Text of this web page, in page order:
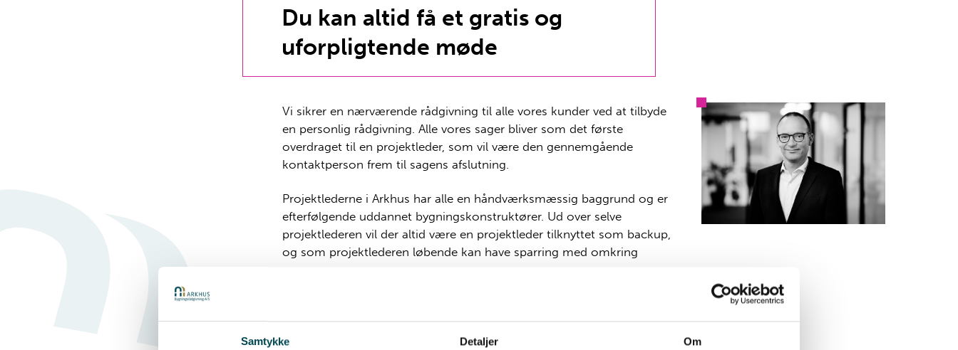
Samtykke Detaljer Om
Du kan altid få et gratis og
uforpligtende møde
Vi sikrer en nærværende rådgivning til alle vores kunder ved at tilbyde
en personlig rådgivning. Alle vores sager bliver som det første
overdraget til en projektleder, som vil være den gennemgående
kontaktperson frem til sagens afslutning.
Projektlederne i Arkhus har alle en håndværksmæssig baggrund og er
efterfølgende uddannet bygningskonstruktører. Ud over selve
projektlederen vil der altid være en projektleder tilknyttet som backup,
og som projektlederen løbende kan have sparring med omkring